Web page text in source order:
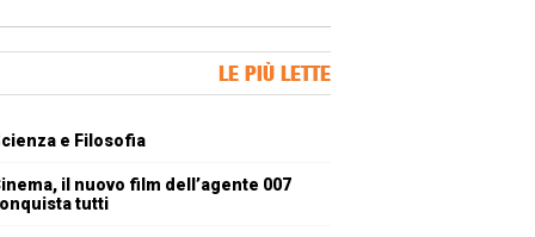
LE PIÙ LETTE
e Filosofia
il nuovo film dell’agente 007
tutti